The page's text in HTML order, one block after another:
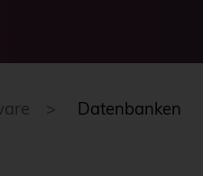
Datenbanken